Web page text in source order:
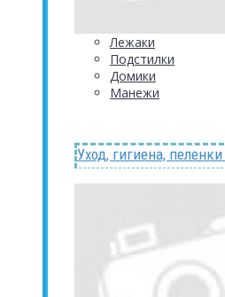
Лежаки
Подстилки
Домики
Манежи
Уход, гигиена,